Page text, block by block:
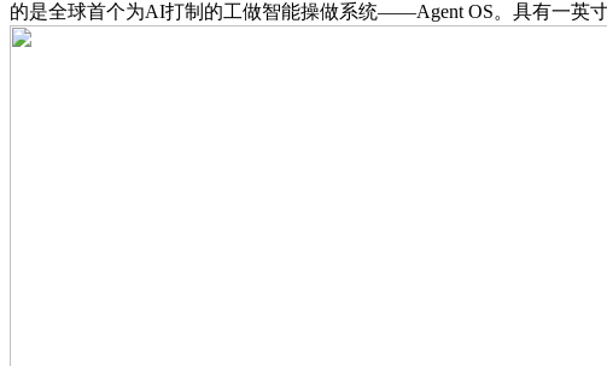
的是全球首个为AI打制的工做智能操做系统——Agent OS。具有一英